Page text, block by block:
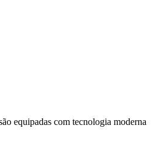
equipadas com tecnologia moderna